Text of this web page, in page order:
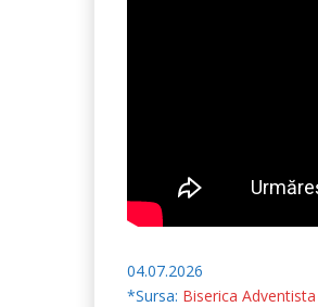
04.07.2026
*Sursa: Biserica Adventista